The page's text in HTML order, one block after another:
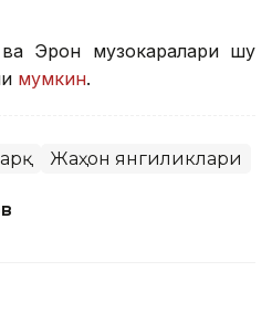
Эрон музокаралари шу
мумкин.
Жаҳон янгиликлари